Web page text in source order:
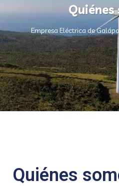
Quiénes
Empresa Eléctrica de
Quiénes